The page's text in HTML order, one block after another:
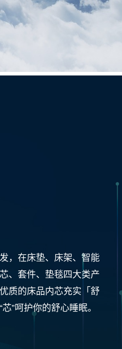
，在床垫、床架、智能
、套件、垫毯四大类产
质的床品内芯充实「舒
”呵护你的舒心睡眠。